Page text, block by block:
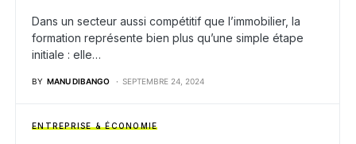
Dans un secteur aussi compétitif que l’immobilier, la
formation représente bien plus qu’une simple étape
initiale : elle…
BY MANU DIBANGO SEPTEMBRE 24, 2024
ENTREPRISE & ÉCONOMIE